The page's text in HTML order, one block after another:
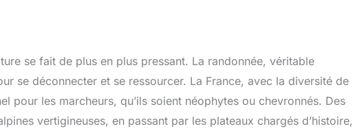
se fait de plus en plus pressant. La randonnée, véritable
se déconnecter et se ressourcer. La France, avec la diversité de
pour les marcheurs, qu’ils soient néophytes ou chevronnés. Des
vertigineuses, en passant par les plateaux chargés d’histoire,